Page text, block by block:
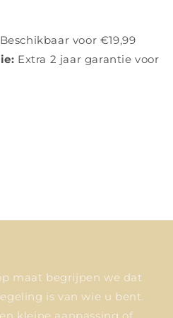
Beschikbaar voor €19,99
Extra 2 jaar garantie voor
maat begrijpen we dat
is van wie u bent.